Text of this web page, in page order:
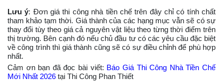
Lưu ý: Đơn giá thi công nhà tiền chế trên đây chỉ có tính chất
tham khảo tạm thời. Giá thành của các hạng mục vẫn sẽ có sự
thay đổi tùy theo giá cả nguyên vật liệu theo từng thời điểm trên
thị trường. Bên cạnh đó nếu chủ đầu tư có các yêu cầu đặc biệt
về công trình thì giá thành cũng sẽ có sự điều chỉnh để phù hợp
nhất.
Cảm ơn bạn đã đọc bài viết: Báo Giá Thi Công Nhà Tiền Chế
Mới Nhất 2026 tại Thi Công Phan Thiết